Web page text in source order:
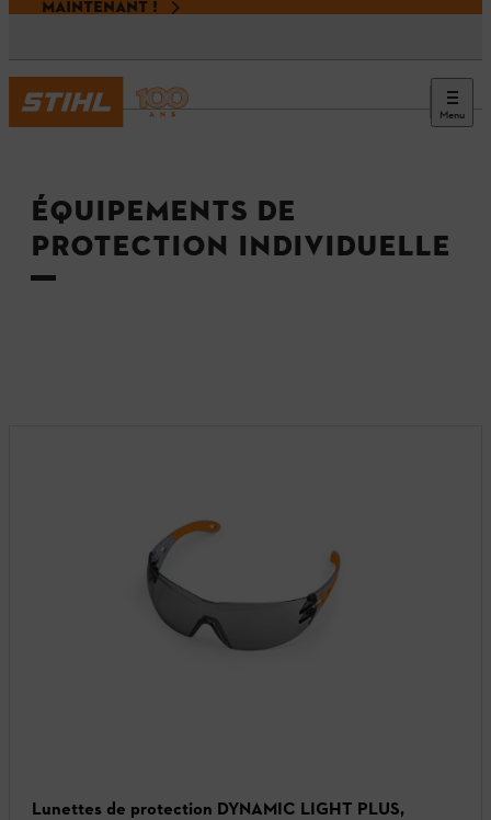
MAINTENANT !
Menu
Accueil
ÉQUIPEMENTS DE
PROTECTION INDIVIDUELLE
Lunettes de protection DYNAMIC LIGHT PLUS,